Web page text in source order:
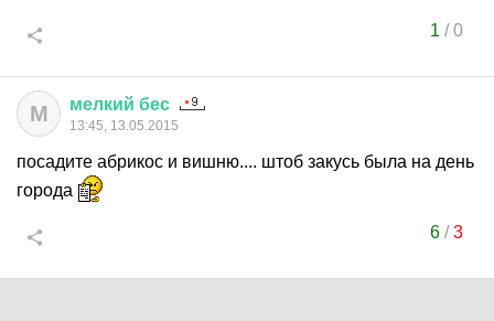
1 /0
М мелкий бес
13:45, 13.05.2015
посадите абрикос и вишню.... штоб закусь была на день
города
6/3